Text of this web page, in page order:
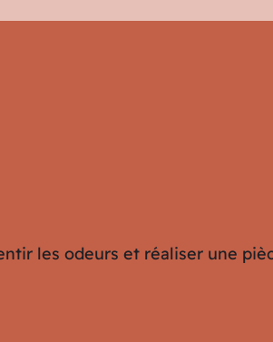
les odeurs et réaliser une